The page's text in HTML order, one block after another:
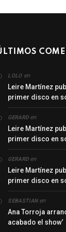
LOLO en
Leire Martínez
primer disco en
GERARDen
Leire Martínez
primer disco en
GERARDen
Leire Martínez
primer disco en
SEBASTIANen
Ana Torroja
acabado el show’